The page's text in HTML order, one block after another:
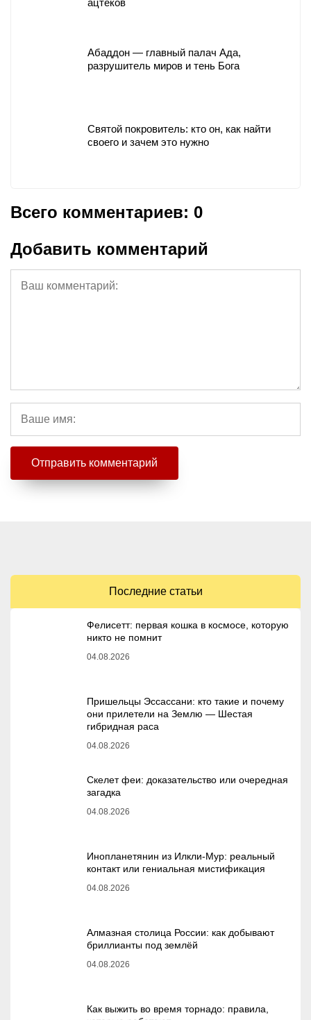
Абаддон — главный палач Ада,
разрушитель миров и тень Бога
Святой покровитель: кто он, как найти
своего и зачем это нужно
Всего комментариев: 0
Добавить комментарий
Последние статьи
Фелисетт: первая кошка в космосе, которую
никто не помнит
04.08.2026
Пришельцы Эссассани: кто такие и почему
они прилетели на Землю — Шестая
гибридная раса
04.08.2026
Скелет феи: доказательство или очередная
загадка
04.08.2026
Инопланетянин из Илкли-Мур: реальный
контакт или гениальная мистификация
04.08.2026
Алмазная столица России: как добывают
бриллианты под землёй
04.08.2026
Как выжить во время торнадо: правила,